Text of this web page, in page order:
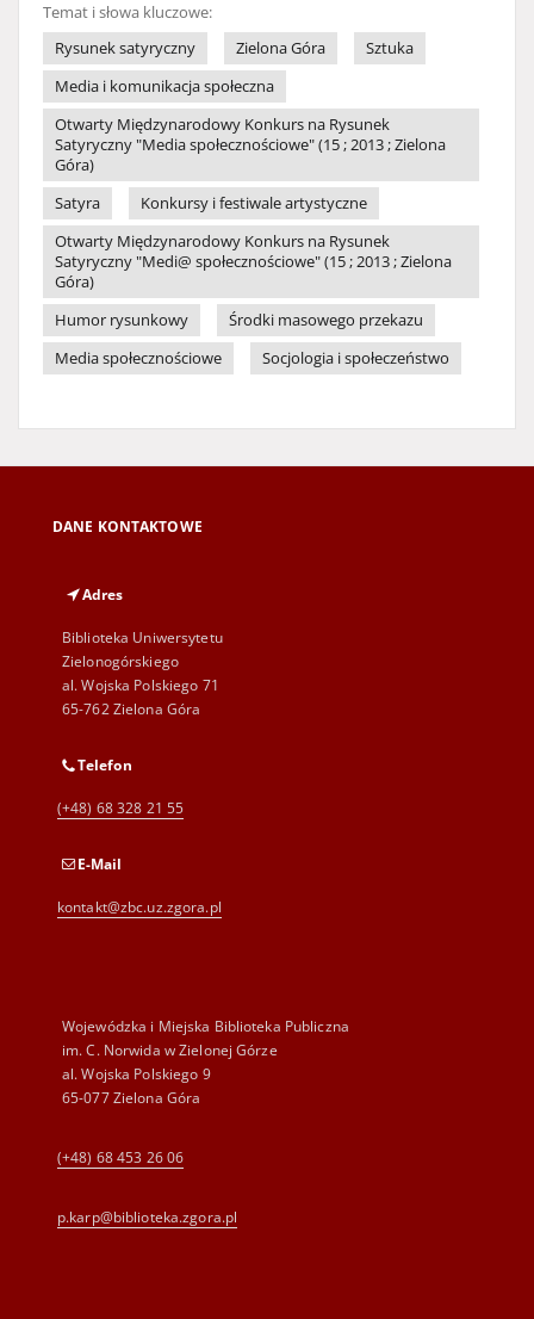
Temat i słowa kluczowe:
Rysunek satyryczny
Zielona Góra
Sztuka
Media i komunikacja społeczna
Otwarty Międzynarodowy Konkurs na Rysunek
Satyryczny "Media społecznościowe" (15 ; 2013 ; Zielona
Góra)
Satyra
Konkursy i festiwale artystyczne
Otwarty Międzynarodowy Konkurs na Rysunek
Satyryczny "Medi@ społecznościowe" (15 ; 2013 ; Zielona
Góra)
Humor rysunkowy
Środki masowego przekazu
Media społecznościowe
Socjologia i społeczeństwo
DANE KONTAKTOWE
Adres
Biblioteka Uniwersytetu
Zielonogórskiego
al. Wojska Polskiego 71
65-762 Zielona Góra
Telefon
(+48) 68 328 21 55
E-Mail
kontakt@zbc.uz.zgora.pl
Wojewódzka i Miejska Biblioteka Publiczna
im. C. Norwida w Zielonej Górze
al. Wojska Polskiego 9
65-077 Zielona Góra
(+48) 68 453 26 06
p.karp@biblioteka.zgora.pl